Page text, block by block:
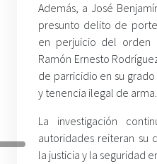
Además, a José
presunto delito de
en perjuicio del orden
Ramón Ernesto
de parricidio en su
y tenencia ilegal de arma.
La investigación
autoridades reiteran su
la justicia y la seguridad